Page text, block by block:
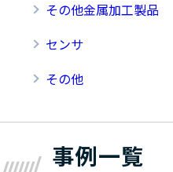
その他金属加工製品
センサ
その他
事例一覧